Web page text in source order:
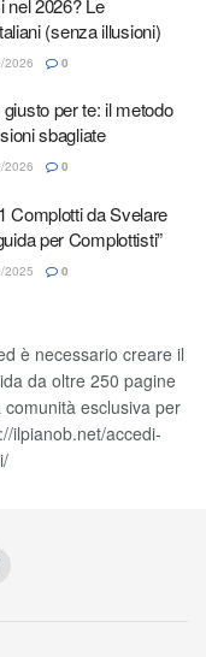
(senza illusioni)
2026 0
per te: il metodo
sbagliate
2026 0
Complotti da Svelare
per Complottisti”
2025 0
è necessario creare il
da oltre 250 pagine
esclusiva per
ilpianob.net/accedi-